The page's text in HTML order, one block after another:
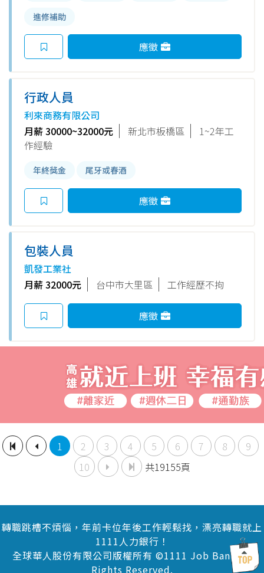
進修補助
應徵
行政人員
利來商務有限公司
月薪 30000~32000元
新北市板橋區
1~2年工
作經驗
年終獎金 尾牙或春酒
應徵
包裝人員
凱發工業社
月薪 32000元
台中市大里區 工作經歷不拘
應徵
1 2 3 4 5 6 7 8
9
10
共19155頁
轉職跳槽不煩惱，年前卡位年後工作輕鬆找，漂亮轉職就上
1111人力銀行！
全球華人股份有限公司版權所有 ©1111 Job Bank All
Rights Reserved.